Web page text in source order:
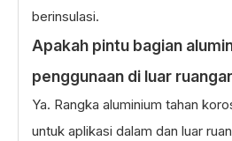
berinsulasi.
Apakah pintu bagian
penggunaan di luar
Ya. Rangka aluminium tahan
untuk aplikasi dalam dan luar